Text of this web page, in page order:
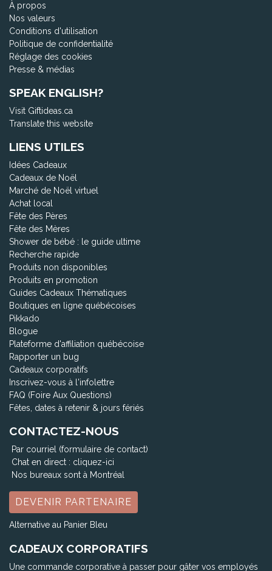
À propos
Nos valeurs
Conditions d'utilisation
Politique de confidentialité
Réglage des cookies
Presse & médias
SPEAK ENGLISH?
Visit Giftideas.ca
Translate this website
LIENS UTILES
Idées Cadeaux
Cadeaux de Noël
Marché de Noël virtuel
Achat local
Fête des Pères
Fête des Mères
Shower de bébé : le guide ultime
Recherche rapide
Produits non disponibles
Produits en promotion
Guides Cadeaux Thématiques
Boutiques en ligne québécoises
Pikkado
Blogue
Plateforme d'affiliation québécoise
Rapporter un bug
Cadeaux corporatifs
Inscrivez-vous à l'infolettre
FAQ (Foire Aux Questions)
Fêtes, dates à retenir & jours fériés
CONTACTEZ-NOUS
Par courriel (formulaire de contact)
Chat en direct : cliquez-ici
Nos bureaux sont à Montréal
DEVENIR PARTENAIRE
Alternative au Panier Bleu
CADEAUX CORPORATIFS
Une commande corporative à passer pour gâter vos employés